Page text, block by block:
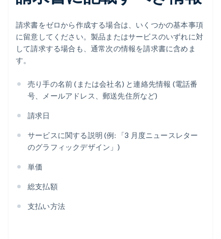
請求書をゼロから作成する場合は、いくつかの基本事項
に留意してください。製品またはサービスのいずれに対
して請求する場合も、通常次の情報を請求書に含めま
す。
売り手の名前 (または会社名) と連絡先情報 (電話番
号、メールアドレス、郵送先住所など)
請求日
サービスに関する説明 (例: 「3 月度ニュースレター
のグラフィックデザイン」)
単価
総支払額
支払い方法